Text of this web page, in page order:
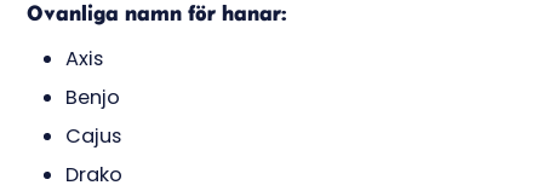
Ovanliga namn för hanar:
Axis
Benjo
Cajus
Drako